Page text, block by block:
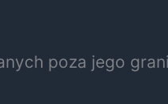
poza jego